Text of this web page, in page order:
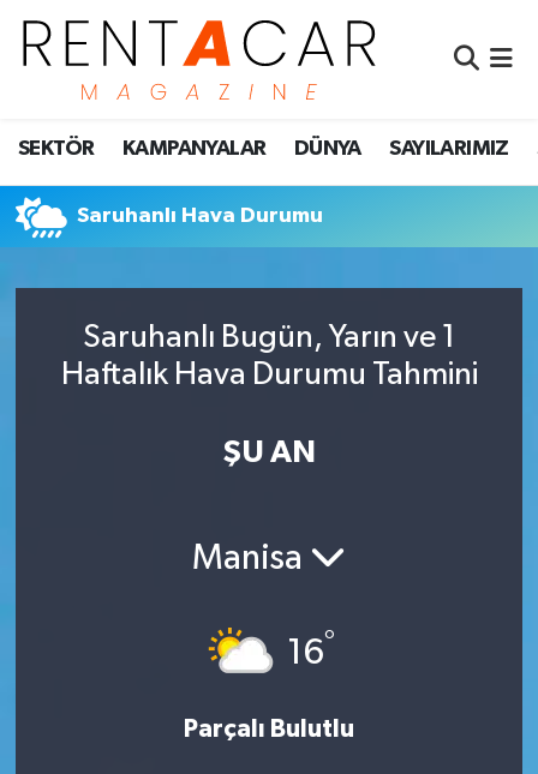
SEKTÖR KAMPANYALAR DÜNYA SAYILARIMIZ
Saruhanlı Hava Durumu
Saruhanlı Bugün, Yarın ve 1
Haftalık Hava Durumu Tahmini
ŞU AN
Manisa
16°
Parçalı Bulutlu
İstanbul Nöbetçi Eczaneler
İstanbul Hava Durumu
İstanbul Namaz Vakitleri
Süper Lig Puan Durumu ve Fikstür
Son Dakika Haberleri